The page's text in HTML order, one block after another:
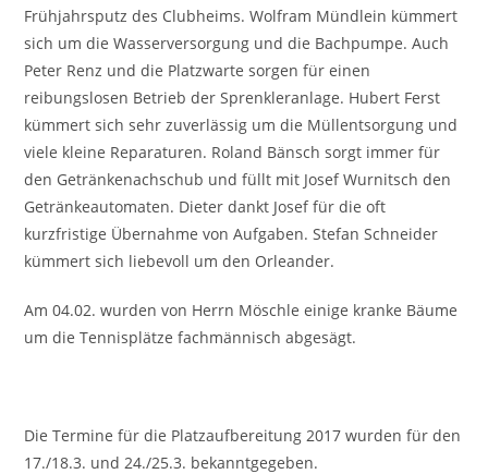
Frühjahrsputz des Clubheims. Wolfram Mündlein kümmert
sich um die Wasserversorgung und die Bachpumpe. Auch
Peter Renz und die Platzwarte sorgen für einen
reibungslosen Betrieb der Sprenkleranlage. Hubert Ferst
kümmert sich sehr zuverlässig um die Müllentsorgung und
viele kleine Reparaturen. Roland Bänsch sorgt immer für
den Getränkenachschub und füllt mit Josef Wurnitsch den
Getränkeautomaten. Dieter dankt Josef für die oft
kurzfristige Übernahme von Aufgaben. Stefan Schneider
kümmert sich liebevoll um den Orleander.
Am 04.02. wurden von Herrn Möschle einige kranke Bäume
um die Tennisplätze fachmännisch abgesägt.
Die Termine für die Platzaufbereitung 2017 wurden für den
17./18.3. und 24./25.3. bekanntgegeben.